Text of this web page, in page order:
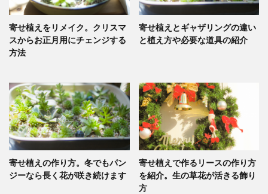
寄せ植えをリメイク。クリスマ
スからお正月用にチェンジする
方法
寄せ植えとギャザリングの違い
と植え方や必要な道具の紹介
寄せ植えの作り方。冬でもパン
ジーなら長く花が咲き続けます
寄せ植えで作るリースの作り方
を紹介。生の草花が活きる飾り
方